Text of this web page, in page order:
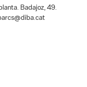
Badajoz, 49.